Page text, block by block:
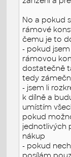
No a pokud
rámové
čemu je to
- pokud
rámovou
dostatečně
tedy
- jsem li
k dílně a
umístím
pokud
jednotlivých
nákup
- pokud